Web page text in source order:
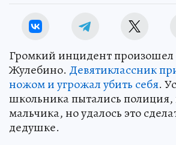
Громкий инцидент произошел
Жулебино. Девятиклассник
ножом и угрожал убить себя.
школьника пытались полиция,
мальчика, но удалось это
дедушке.